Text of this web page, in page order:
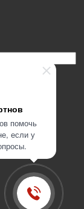
помочь
если у